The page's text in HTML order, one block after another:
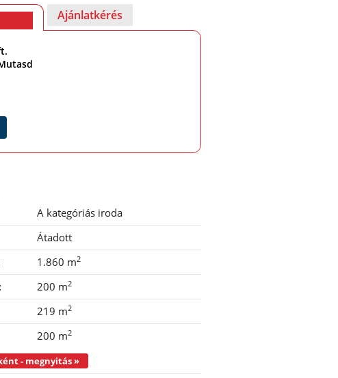
Ajánlatkérés
9804
A kategóriás iroda
Átadott
1.860 m2
200 m2
219 m2
200 m2
Irodaegységek szintenként - megnyitás »